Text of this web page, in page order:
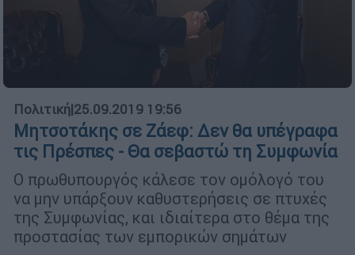
Πολιτική|25.09.2019 19:56
Μητσοτάκης σε Ζάεφ: Δεν θα υπέγραφα
τις Πρέσπες - Θα σεβαστώ τη Συμφωνία
Ο πρωθυπουργός κάλεσε τον ομόλογό του
να μην υπάρξουν καθυστερήσεις σε πτυχές
της Συμφωνίας, και ιδιαίτερα στο θέμα της
προστασίας των εμπορικών σημάτων